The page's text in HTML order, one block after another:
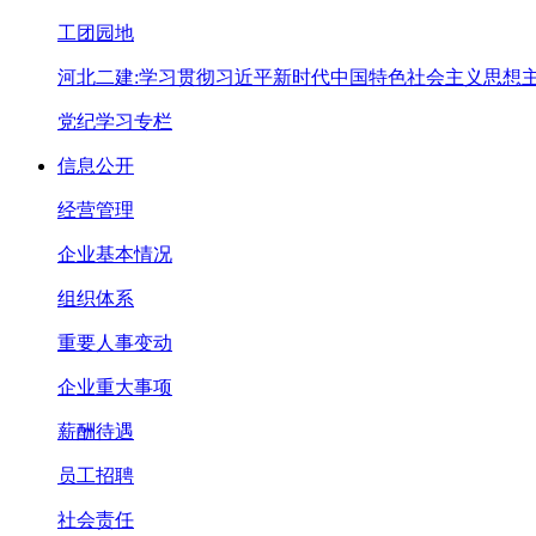
工团园地
河北二建:学习贯彻习近平新时代中国特色社会主义思想
党纪学习专栏
信息公开
经营管理
企业基本情况
组织体系
重要人事变动
企业重大事项
薪酬待遇
员工招聘
社会责任